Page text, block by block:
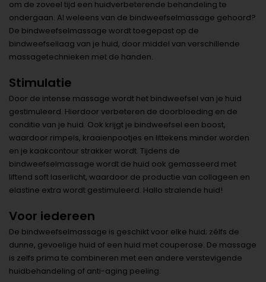
om de zoveel tijd een huidverbeterende behandeling te
ondergaan. Al weleens van de bindweefselmassage gehoord?
De bindweefselmassage wordt toegepast op de
bindweefsellaag van je huid, door middel van verschillende
massagetechnieken met de handen.
Stimulatie
Door de intense massage wordt het bindweefsel van je huid
gestimuleerd. Hierdoor verbeteren de doorbloeding en de
conditie van je huid. Ook krijgt je bindweefsel een boost,
waardoor rimpels, kraaienpootjes en littekens minder worden
en je kaakcontour strakker wordt. Tijdens de
bindweefselmassage wordt de huid ook gemasseerd met
liftend soft laserlicht, waardoor de productie van collageen en
elastine extra wordt gestimuleerd. Hallo stralende huid!
Voor iedereen
De bindweefselmassage is geschikt voor elke huid; zélfs de
dunne, gevoelige huid of een huid met couperose. De massage
is zelfs prima te combineren met een andere verstevigende
huidbehandeling of anti-aging peeling.